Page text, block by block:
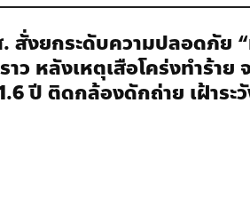
สั่งยกระดับความปลอดภัย
ว หลังเหตุเสือโคร่งทำร้า
ปี ติดกล้องดักถ่าย เฝ้าระ